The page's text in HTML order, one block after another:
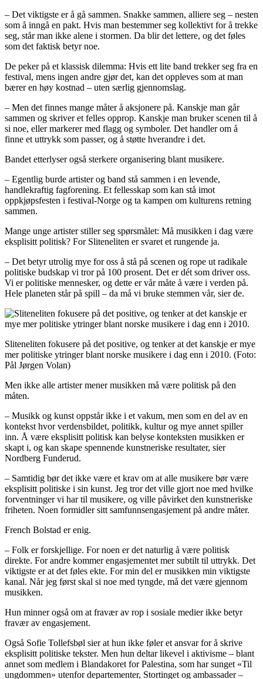
– Det viktigste er å gå sammen. Snakke sammen, alliere seg – nesten
som å inngå en pakt. Hvis man bestemmer seg kollektivt for å trekke
seg, står man ikke alene i stormen. Da blir det lettere, og det føles
som det faktisk betyr noe.
De peker på et klassisk dilemma: Hvis ett lite band trekker seg fra en
festival, mens ingen andre gjør det, kan det oppleves som at man
bærer en høy kostnad – uten særlig gjennomslag.
– Men det finnes mange måter å aksjonere på. Kanskje man går
sammen og skriver et felles opprop. Kanskje man bruker scenen til å
si noe, eller markerer med flagg og symboler. Det handler om å
finne et uttrykk som passer, og å støtte hverandre i det.
Bandet etterlyser også sterkere organisering blant musikere.
– Egentlig burde artister og band stå sammen i en levende,
handlekraftig fagforening. Et fellesskap som kan stå imot
oppkjøpsfesten i festival-Norge og ta kampen om kulturens retning
sammen.
Mange unge artister stiller seg spørsmålet: Må musikken i dag være
eksplisitt politisk? For Sliteneliten er svaret et rungende ja.
– Det betyr utrolig mye for oss å stå på scenen og rope ut radikale
politiske budskap vi tror på 100 prosent. Det er dét som driver oss.
Vi er politiske mennesker, og dette er vår måte å være i verden på.
Hele planeten står på spill – da må vi bruke stemmen vår, sier de.
Sliteneliten fokusere på det positive, og tenker at det kanskje er mye
mer politiske ytringer blant norske musikere i dag enn i 2010. (Foto:
Pål Jørgen Volan)
Men ikke alle artister mener musikken må være politisk på den
måten.
– Musikk og kunst oppstår ikke i et vakum, men som en del av en
kontekst hvor verdensbildet, politikk, kultur og mye annet spiller
inn. Å være eksplisitt politisk kan belyse konteksten musikken er
skapt i, og kan skape spennende kunstneriske resultater, sier
Nordberg Funderud.
– Samtidig bør det ikke være et krav om at alle musikere bør være
eksplisitt politiske i sin kunst. Jeg tror det ville gjort noe med hvilke
forventninger vi har til musikere, og ville påvirket den kunstneriske
friheten. Noen formidler sitt samfunnsengasjement på andre måter.
French Bolstad er enig.
– Folk er forskjellige. For noen er det naturlig å være politisk
direkte. For andre kommer engasjementet mer subtilt til uttrykk. Det
viktigste er at det føles ekte. For min del er musikken min viktigste
kanal. Når jeg først skal si noe med tyngde, må det være gjennom
musikken.
Hun minner også om at fravær av rop i sosiale medier ikke betyr
fravær av engasjement.
Også Sofie Tollefsbøl sier at hun ikke føler et ansvar for å skrive
eksplisitt politiske tekster. Men hun deltar likevel i aktivisme – blant
annet som medlem i Blandakoret for Palestina, som har sunget «Til
ungdommen» utenfor departementer, Stortinget og ambassader –